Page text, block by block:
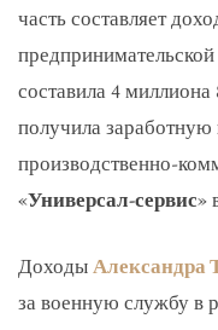
часть составляет
составила 4
получила заработную
производственно-
«Универсал-сервис»
ДоходыАлександра
за военную службу в